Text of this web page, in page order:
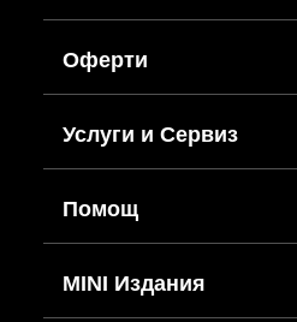
Оферти
Услуги и Сервиз
Помощ
MINI Издания